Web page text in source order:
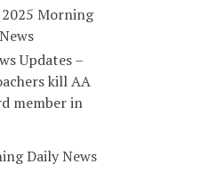
Morning
Updates –
kill AA
member in
Daily News